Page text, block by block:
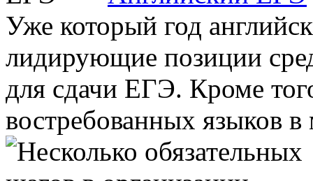
Уже который год
лидирующие позиции
для сдачи ЕГЭ. Кроме
востребованных языков